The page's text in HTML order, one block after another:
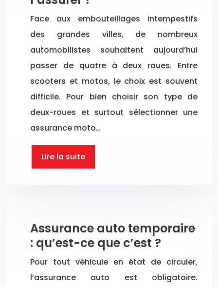
Face aux embouteillages intempestifs
des grandes villes, de nombreux
automobilistes souhaitent aujourd’hui
passer de quatre à deux roues. Entre
scooters et motos, le choix est souvent
difficile. Pour bien choisir son type de
deux-roues et surtout sélectionner une
assurance moto…
Lire la suite
Assurance auto temporaire
: qu’est-ce que c’est ?
Pour tout véhicule en état de circuler,
l’assurance auto est obligatoire.